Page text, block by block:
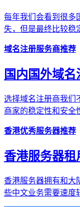
每年我们会看到很多
失，但是最终比较稳
域名注册服务商推荐
国内国外域名
选择域名注册商我们
商家的稳定性和安全
香港优秀服务器推荐
香港服务器租
香港服务器拥有和大
些中文业务需要速度